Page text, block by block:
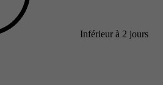
Inférieur à 2 jours